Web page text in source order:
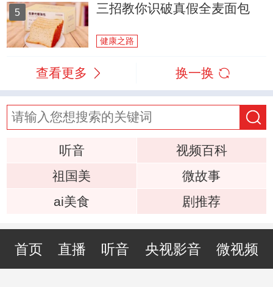
5 三招教你识破真假全麦面包
健康之路
查看更多 换一换
听音
视频百科
祖国美
微故事
ai美食
剧推荐
首页 直播 听音 央视影音 微视频